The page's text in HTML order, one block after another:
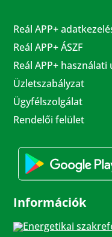
Reál APP+
Reál APP+ ÁSZF
Reál APP+
Üzletszabályzat
Ügyfélszolgálat
Rendelői felület
Információk
Energetikai